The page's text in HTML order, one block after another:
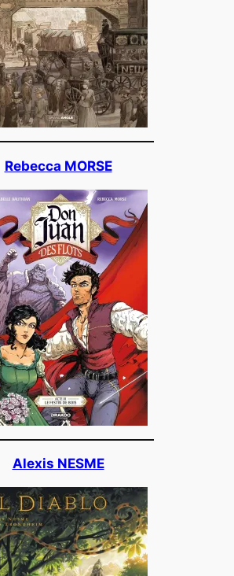
Rebecca MORSE
Alexis NESME